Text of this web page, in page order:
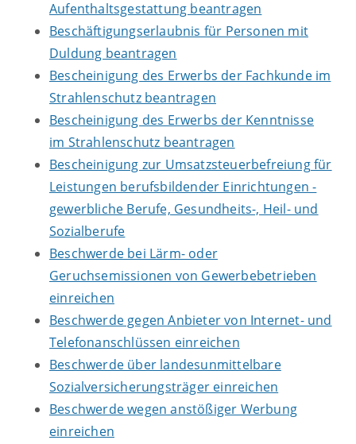
Aufenthaltsgestattung beantragen
Beschäftigungserlaubnis für Personen mit
Duldung beantragen
Bescheinigung des Erwerbs der Fachkunde im
Strahlenschutz beantragen
Bescheinigung des Erwerbs der Kenntnisse
im Strahlenschutz beantragen
Bescheinigung zur Umsatzsteuerbefreiung für
Leistungen berufsbildender Einrichtungen -
gewerbliche Berufe, Gesundheits-, Heil- und
Sozialberufe
Beschwerde bei Lärm- oder
Geruchsemissionen von Gewerbebetrieben
einreichen
Beschwerde gegen Anbieter von Internet- und
Telefonanschlüssen einreichen
Beschwerde über landesunmittelbare
Sozialversicherungsträger einreichen
Beschwerde wegen anstößiger Werbung
einreichen